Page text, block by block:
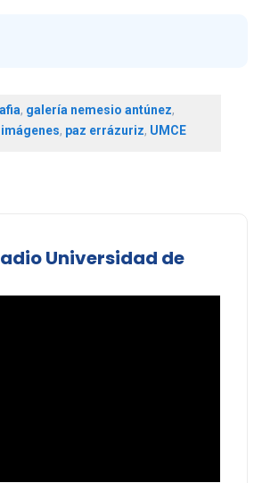
, galería nemesio antúnez,
imágenes, paz errázuriz, UMCE
Universidad de